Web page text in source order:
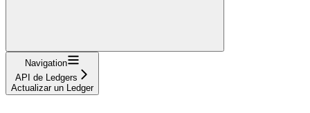
Navigation
API de Ledgers
Actualizar un Ledger